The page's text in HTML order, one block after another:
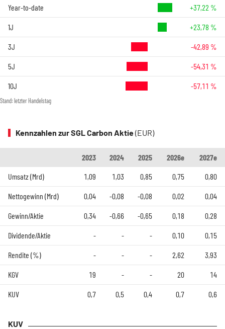
Year-to-date +37,22 %
1J +23,78 %
3J -42,89 %
5J -54,31 %
10J -57,11 %
Stand: letzter Handelstag
Kennzahlen zur SGL Carbon Aktie(EUR)
2023 2024 2025 2026e
2027e
Umsatz (Mrd)
1,09 1,03 0,85 0,75 0,80
Nettogewinn (Mrd) 0,04 -0,08 -0,08 0,02 0,04
Gewinn/Aktie 0,34 -0,66 -0,65 0,18 0,28
Dividende/Aktie - - - 0,10 0,15
Rendite (%) - - - 2,62 3,93
KGV 19 - - 20 14
KUV 0,7 0,5 0,4 0,7 0,6
KUV